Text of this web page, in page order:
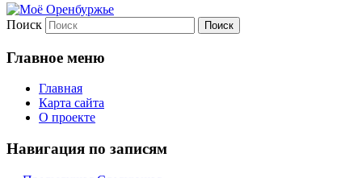
Поиск
Главное меню
Главная
Карта сайта
О проекте
Навигация по записям